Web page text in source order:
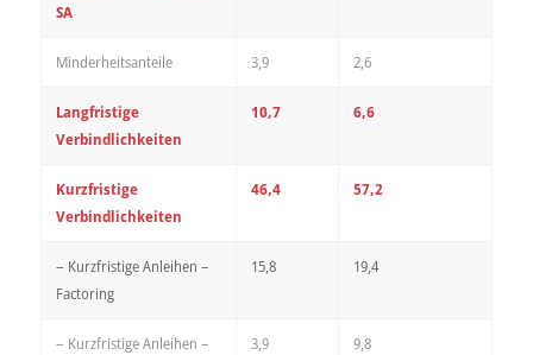
SA
Minderheitsanteile 3,9 2,6
Langfristige
Verbindlichkeiten
10,7 6,6
Kurzfristige
Verbindlichkeiten
46,4 57,2
– Kurzfristige Anleihen –
Factoring
15,8 19,4
– Kurzfristige Anleihen –
3,9 9,8